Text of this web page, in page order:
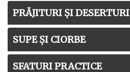
PRĂJITURI ȘI DESERTURI
SUPE ȘI CIORBE
SFATURI PRACTICE